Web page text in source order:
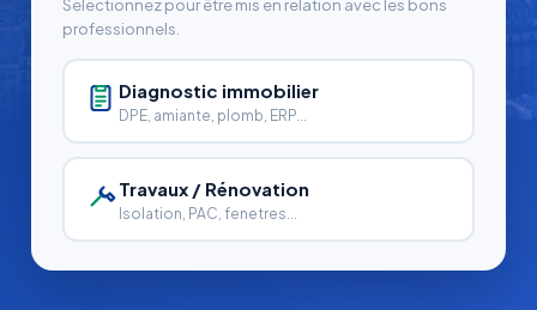
Selectionnez pour être mis en relation avec les bons
professionnels.
Diagnostic immobilier
DPE, amiante, plomb, ERP...
Travaux / Rénovation
Isolation, PAC, fenetres...